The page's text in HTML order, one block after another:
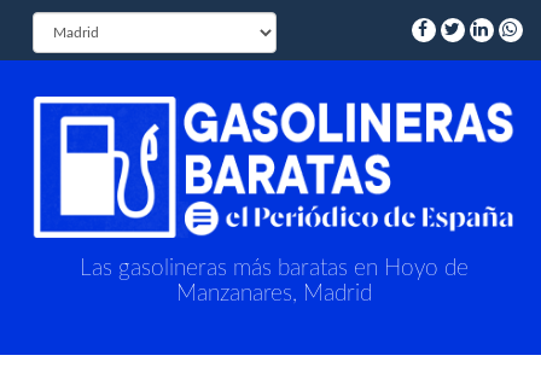
Las gasolineras más baratas en Hoyo de
Manzanares, Madrid